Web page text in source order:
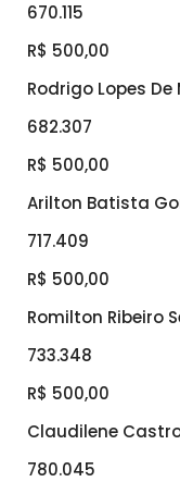
670.115
R$ 500,00
Rodrigo Lopes De
682.307
R$ 500,00
Arilton Batista
717.409
R$ 500,00
Romilton Ribeiro
733.348
R$ 500,00
Claudilene
780.045